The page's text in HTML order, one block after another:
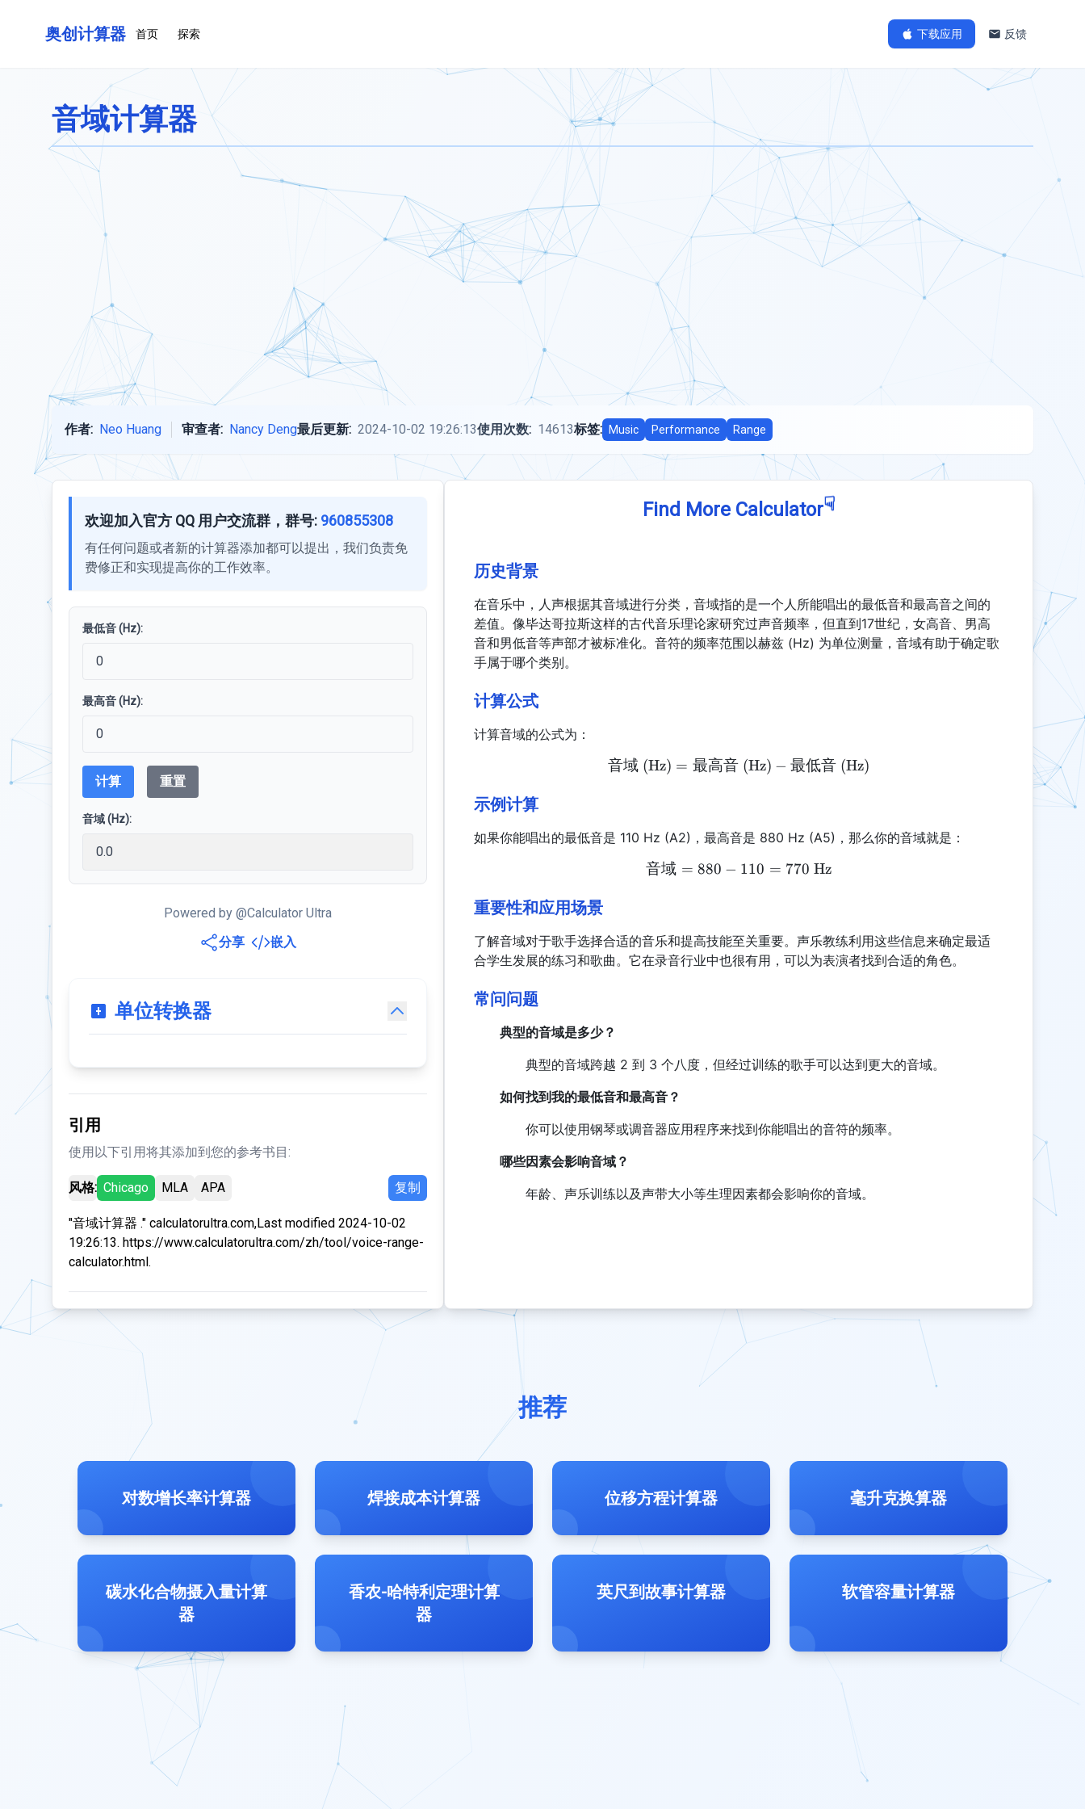
奥创计算器 首页 探索 下载应用 反馈
音域计算器
作者: Neo Huang 审查者: Nancy Deng最后更新: 2024-10-02 19:26:13使用次数: 14613标签: Music Performance Range
欢迎加入官方 QQ 用户交流群，群号: 960855308
有任何问题或者新的计算器添加都可以提出，我们负责免
费修正和实现提高你的工作效率。
最低音 (Hz):
最高音 (Hz):
计算 重置
音域 (Hz):
Powered by @Calculator Ultra
分享
嵌入
单位转换器
引用
使用以下引用将其添加到您的参考书目:
风格: Chicago MLA APA 复制
"音域计算器 ." calculatorultra.com,Last modified 2024-10-02
19:26:13. https://www.calculatorultra.com/zh/tool/voice-range-
calculator.html.
Find More Calculator☟
历史背景
在音乐中，人声根据其音域进行分类，音域指的是一个人所能唱出的最低音和最高音之间的
差值。像毕达哥拉斯这样的古代音乐理论家研究过声音频率，但直到17世纪，女高音、男高
音和男低音等声部才被标准化。音符的频率范围以赫兹 (Hz) 为单位测量，音域有助于确定歌
手属于哪个类别。
计算公式
计算音域的公式为：
\text{音域 (Hz)} = \text{最高音 (Hz)} - \text{最
音域 (Hz) = 最高音(Hz) − 最低音 (Hz)
示例计算
如果你能唱出的最低音是 110 Hz (A2)，最高音是 880 Hz (A5)，那么你的音域就是：
\text{音域} = 880 - 110 = 770 \text{ Hz}
音域 = 880 − 110 = 770 Hz
重要性和应用场景
了解音域对于歌手选择合适的音乐和提高技能至关重要。声乐教练利用这些信息来确定最适
合学生发展的练习和歌曲。它在录音行业中也很有用，可以为表演者找到合适的角色。
常问问题
典型的音域是多少？
典型的音域跨越 2 到 3 个八度，但经过训练的歌手可以达到更大的音域。
如何找到我的最低音和最高音？
你可以使用钢琴或调音器应用程序来找到你能唱出的音符的频率。
哪些因素会影响音域？
年龄、声乐训练以及声带大小等生理因素都会影响你的音域。
推荐
对数增长率计算器 焊接成本计算器 位移方程计算器 毫升克换算器
碳水化合物摄入量计算
器
香农-哈特利定理计算
器
英尺到故事计算器 软管容量计算器